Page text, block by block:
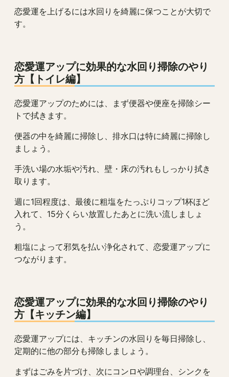
恋愛運を上げるには水回りを綺麗に保つことが大切で
す。
恋愛運アップに効果的な水回り掃除のやり
方【トイレ編】
恋愛運アップのためには、まず便器や便座を掃除シー
トで拭きます。
便器の中を綺麗に掃除し、排水口は特に綺麗に掃除し
ましょう。
手洗い場の水垢や汚れ、壁・床の汚れもしっかり拭き
取ります。
週に1回程度は、最後に粗塩をたっぷりコップ1杯ほど
入れて、15分くらい放置したあとに洗い流しましょ
う。
粗塩によって邪気を払い浄化されて、恋愛運アップに
つながります。
恋愛運アップに効果的な水回り掃除のやり
方【キッチン編】
恋愛運アップには、キッチンの水回りを毎日掃除し、
定期的に他の部分も掃除しましょう。
まずはごみを片づけ、次にコンロや調理台、シンクを